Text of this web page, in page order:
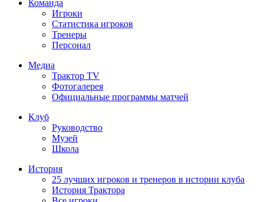
Команда
Игроки
Статистика игроков
Тренеры
Персонал
Медиа
Трактор TV
Фотогалерея
Официальные программы матчей
Клуб
Руководство
Музей
Школа
История
25 лучших игроков и тренеров в истории клуба
История Трактора